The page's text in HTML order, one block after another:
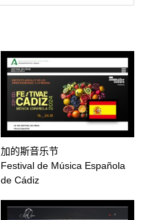
加的斯音乐节
Festival de Música Española
de Cádiz